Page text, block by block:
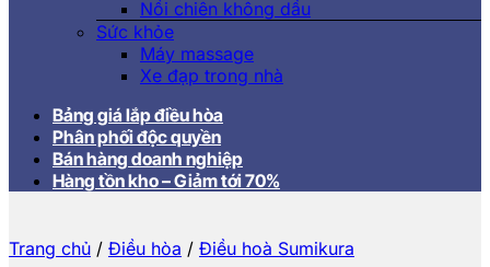
Nồi chiên không dầu
Sức khỏe
Máy massage
Xe đạp trong nhà
Bảng giá lắp điều hòa
Phân phối độc quyền
Bán hàng doanh nghiệp
Hàng tồn kho – Giảm tới 70%
Trang chủ / Điều hòa / Điều hoà Sumikura